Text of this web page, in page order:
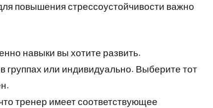
повышения стрессоустойчивости важно
навыки вы хотите развить.
группах или индивидуально. Выберите тот
тренер имеет соответствующее